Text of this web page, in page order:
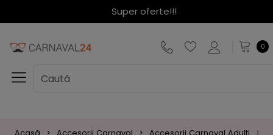
Super oferte!!!
0